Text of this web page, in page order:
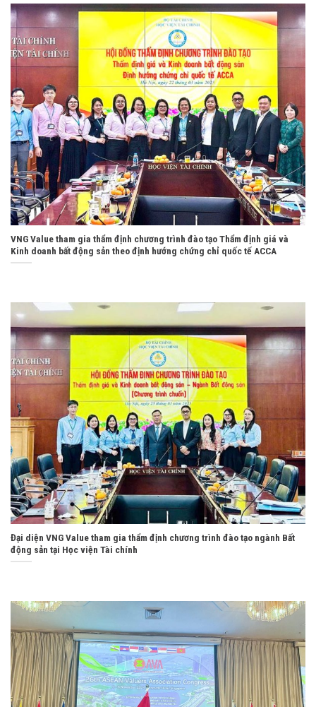
VNG Value tham gia thẩm định chương trình đào tạo Thẩm định giá và
Kinh doanh bất động sản theo định hướng chứng chỉ quốc tế ACCA
Đại diện VNG Value tham gia thẩm định chương trình đào tạo ngành Bất
động sản tại Học viện Tài chính